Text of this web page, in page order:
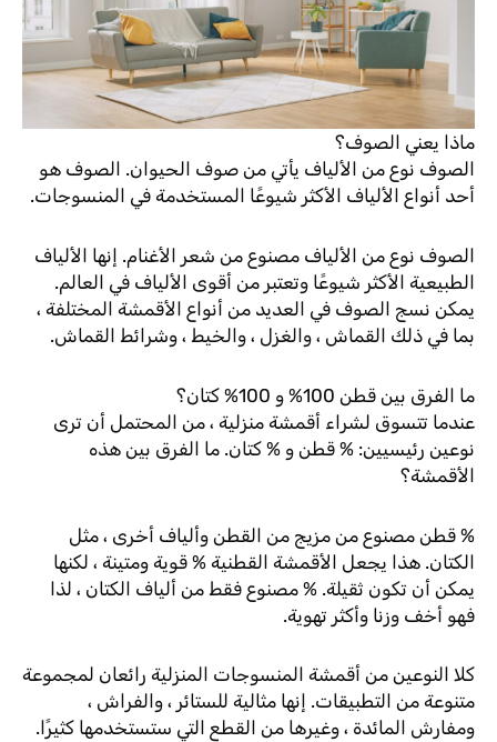
ماذا يعني الصوف؟
الصوف نوع من الألياف يأتي من صوف الحيوان. الصوف هو
أحد أنواع الألياف الأكثر شيوعًا المستخدمة في المنسوجات.
الصوف نوع من الألياف مصنوع من شعر الأغنام. إنها الألياف
الطبيعية الأكثر شيوعًا وتعتبر من أقوى الألياف في العالم.
يمكن نسج الصوف في العديد من أنواع الأقمشة المختلفة ،
بما في ذلك القماش ، والغزل ، والخيط ، وشرائط القماش.
ما الفرق بين قطن 100% و 100% كتان؟
عندما تتسوق لشراء أقمشة منزلية ، من المحتمل أن ترى
نوعين رئيسيين: % قطن و % كتان. ما الفرق بين هذه
الأقمشة؟
% قطن مصنوع من مزيج من القطن وألياف أخرى ، مثل
الكتان. هذا يجعل الأقمشة القطنية % قوية ومتينة ، لكنها
يمكن أن تكون ثقيلة. % مصنوع فقط من ألياف الكتان ، لذا
فهو أخف وزنا وأكثر تهوية.
كلا النوعين من أقمشة المنسوجات المنزلية رائعان لمجموعة
متنوعة من التطبيقات. إنها مثالية للستائر ، والفراش ،
ومفارش المائدة ، وغيرها من القطع التي ستستخدمها كثيرًا.